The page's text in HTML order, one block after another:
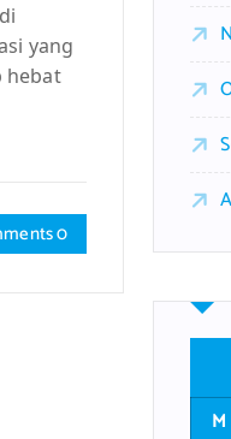
yang
hebat
0
M